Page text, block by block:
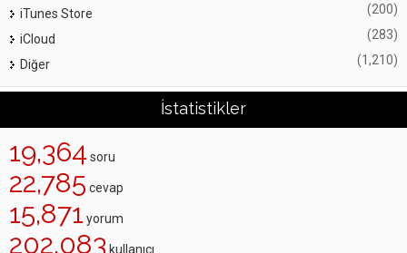
iTunes Store (200)
iCloud (283)
Diğer (1,210)
İstatistikler
19,364 soru
22,785 cevap
15,871 yorum
202,083 kullanıcı